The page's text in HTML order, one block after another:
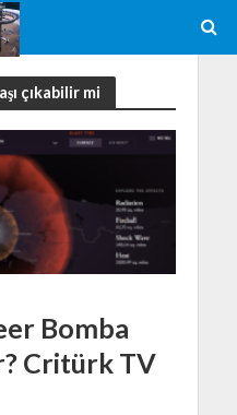
çıkabilir mi
Bomba
Critürk TV